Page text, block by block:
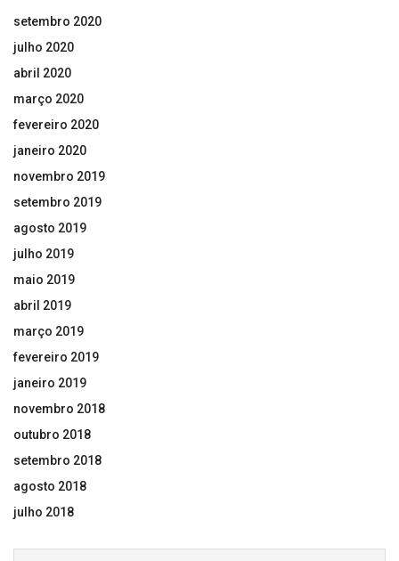
setembro 2020
julho 2020
abril 2020
março 2020
fevereiro 2020
janeiro 2020
novembro 2019
setembro 2019
agosto 2019
julho 2019
maio 2019
abril 2019
março 2019
fevereiro 2019
janeiro 2019
novembro 2018
outubro 2018
setembro 2018
agosto 2018
julho 2018